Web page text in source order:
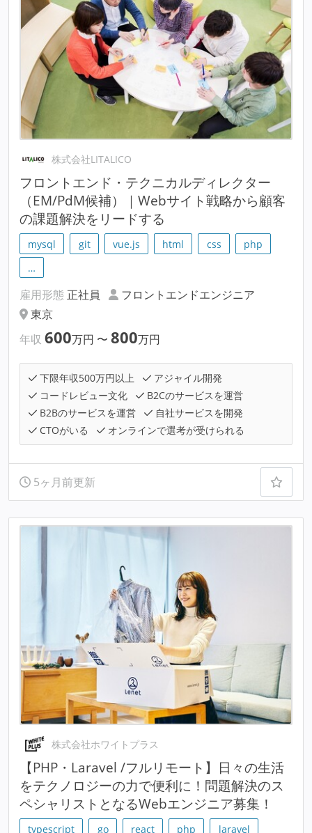
株式会社LITALICO
フロントエンド・テクニカルディレクター
（EM/PdM候補）｜Webサイト戦略から顧客
の課題解決をリードする
mysql git vue.js html css
php
…
雇用形態 正社員
フロントエンドエンジニア
東京
年収 600万円 〜 800万円
下限年収500万円以上
アジャイル開発
コードレビュー文化
B2Cのサービスを運営
B2Bのサービスを運営
自社サービスを開発
CTOがいる
オンラインで選考が受けられる
5ヶ月前更新
株式会社ホワイトプラス
【PHP・Laravel /フルリモート】日々の生活
をテクノロジーの力で便利に！問題解決のス
ペシャリストとなるWebエンジニア募集！
typescript go react php laravel